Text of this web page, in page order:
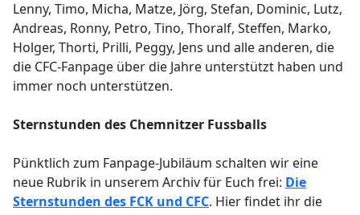
Lenny, Timo, Micha, Matze, Jörg, Stefan, Dominic, Lutz,
Andreas, Ronny, Petro, Tino, Thoralf, Steffen, Marko,
Holger, Thorti, Prilli, Peggy, Jens und alle anderen, die
die CFC-Fanpage über die Jahre unterstützt haben und
immer noch unterstützen.
Sternstunden des Chemnitzer Fussballs
Pünktlich zum Fanpage-Jubiläum schalten wir eine
neue Rubrik in unserem Archiv für Euch frei: Die
Sternstunden des FCK und CFC. Hier findet ihr die